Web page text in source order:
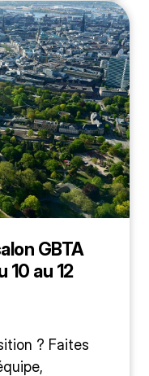
GBTA
10 au 12
? Faites